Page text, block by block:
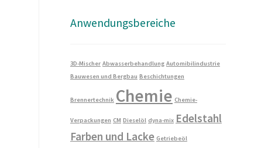
Anwendungsbereiche
3D-Mischer Abwasserbehandlung Automibilindustrie
Bauwesen und Bergbau Beschichtungen
Brennertechnik Chemie Chemie-
Verpackungen CM Dieselöl dyna-mix Edelstahl
Farben und Lacke Getriebeöl